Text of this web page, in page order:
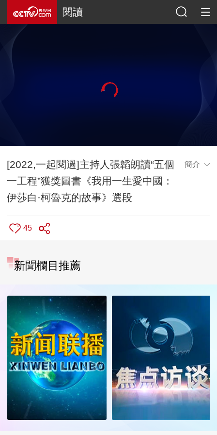
閱讀
[2022,一起閱過]主持人張韜朗讀“五個
一工程”獲獎圖書《我用一生愛中國：
伊莎白·柯魯克的故事》選段
簡介
45
新聞欄目推薦